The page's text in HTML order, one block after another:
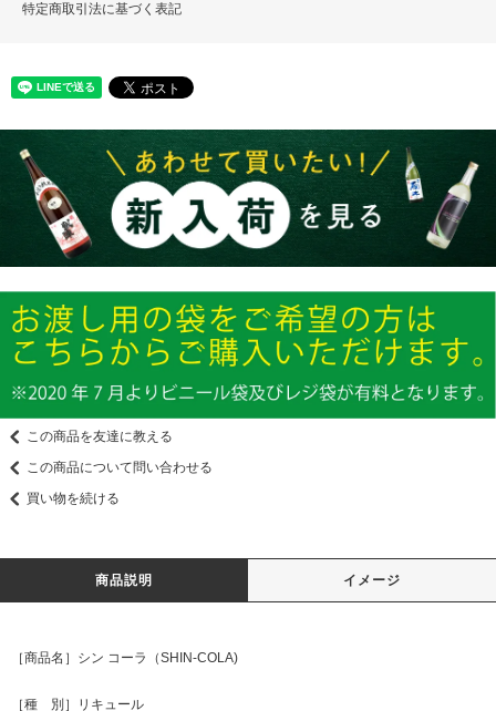
特定商取引法に基づく表記
この商品を友達に教える
この商品について問い合わせる
買い物を続ける
商品説明 イメージ
［商品名］シン コーラ（SHIN-COLA)
［種 別］リキュール